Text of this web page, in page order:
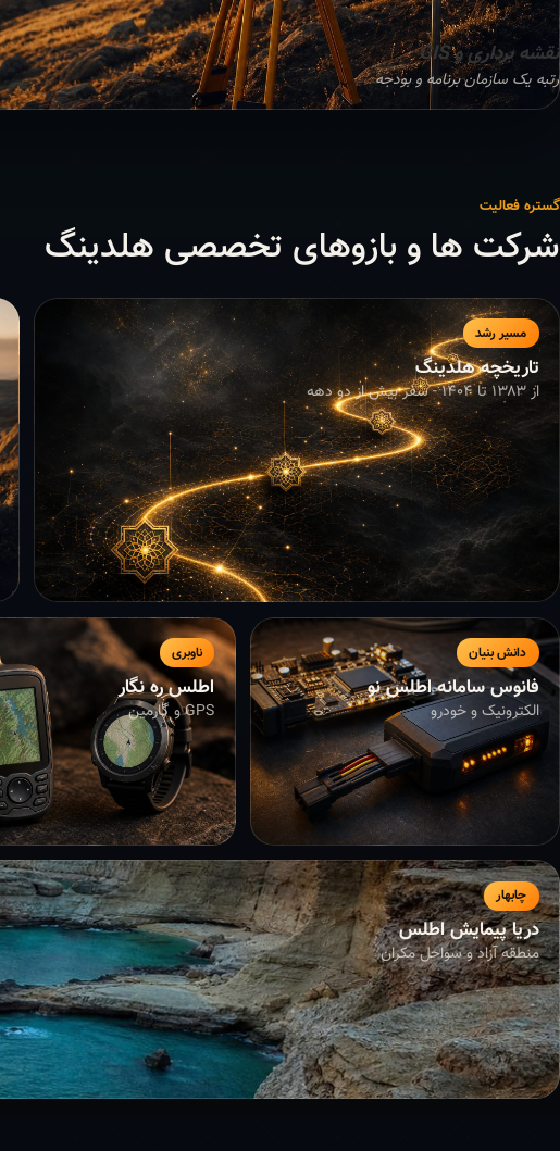
نقشه برداری و GIS
رتبه یک سازمان برنامه و بودجه
گستره فعالیت
شرکت ها و بازوهای تخصصی هلدینگ
مسیر رشد
تاریخچه هلدینگ
از ۱۳۸۳ تا ۱۴۰۴ - سفر بیش از دو دهه
دانش بنیان
فانوس سامانه اطلس نو
الکترونیک و خودرو
ناوبری
اطلس ره نگار
GPS و گارمین
چابهار
دریا پیمایش اطلس
منطقه آزاد و سواحل مکران